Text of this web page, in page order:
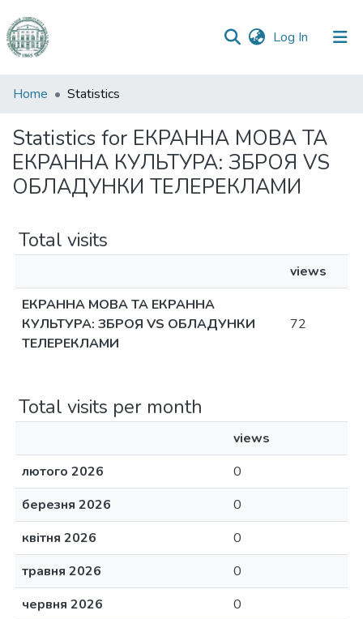
Log In (current)
Communities
Collections
All of DSpace
Home Statistics
Statistics for ЕКРАННА МОВА ТА
ЕКРАННА КУЛЬТУРА: ЗБРОЯ VS
ОБЛАДУНКИ ТЕЛЕРЕКЛАМИ
Total visits
views
ЕКРАННА МОВА ТА ЕКРАННА
КУЛЬТУРА: ЗБРОЯ VS ОБЛАДУНКИ
ТЕЛЕРЕКЛАМИ
72
Total visits per month
views
лютого 2026
0
березня 2026
0
квітня 2026
0
травня 2026
0
червня 2026
0